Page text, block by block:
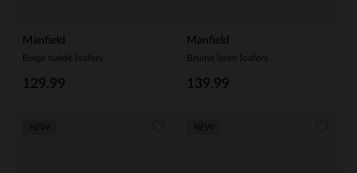
Manfield
Beige suède loafers
129.99
Manfield
Bruine leren loafers
139.99